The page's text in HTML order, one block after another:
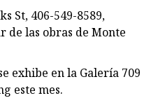
St, 406-549-8589,
las obras de Monte
exhibe en la Galería 709
este mes.